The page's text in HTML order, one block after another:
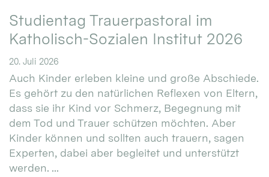
Studientag Trauerpastoral im
Katholisch-Sozialen Institut 2026
20. Juli 2026
Auch Kinder erleben kleine und große Abschiede.
Es gehört zu den natürlichen Reflexen von Eltern,
dass sie ihr Kind vor Schmerz, Begegnung mit
dem Tod und Trauer schützen möchten. Aber
Kinder können und sollten auch trauern, sagen
Experten, dabei aber begleitet und unterstützt
werden. ...